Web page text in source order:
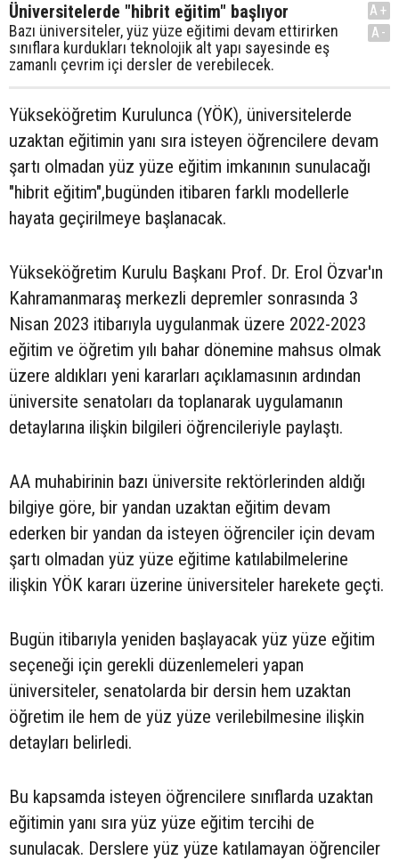
Üniversitelerde "hibrit eğitim" başlıyor
Bazı üniversiteler, yüz yüze eğitimi devam ettirirken
sınıflara kurdukları teknolojik alt yapı sayesinde eş
zamanlı çevrim içi dersler de verebilecek.
A+
A-
Yükseköğretim Kurulunca (YÖK), üniversitelerde
uzaktan eğitimin yanı sıra isteyen öğrencilere devam
şartı olmadan yüz yüze eğitim imkanının sunulacağı
"hibrit eğitim",bugünden itibaren farklı modellerle
hayata geçirilmeye başlanacak.
Yükseköğretim Kurulu Başkanı Prof. Dr. Erol Özvar'ın
Kahramanmaraş merkezli depremler sonrasında 3
Nisan 2023 itibarıyla uygulanmak üzere 2022-2023
eğitim ve öğretim yılı bahar dönemine mahsus olmak
üzere aldıkları yeni kararları açıklamasının ardından
üniversite senatoları da toplanarak uygulamanın
detaylarına ilişkin bilgileri öğrencileriyle paylaştı.
AA muhabirinin bazı üniversite rektörlerinden aldığı
bilgiye göre, bir yandan uzaktan eğitim devam
ederken bir yandan da isteyen öğrenciler için devam
şartı olmadan yüz yüze eğitime katılabilmelerine
ilişkin YÖK kararı üzerine üniversiteler harekete geçti.
Bugün itibarıyla yeniden başlayacak yüz yüze eğitim
seçeneği için gerekli düzenlemeleri yapan
üniversiteler, senatolarda bir dersin hem uzaktan
öğretim ile hem de yüz yüze verilebilmesine ilişkin
detayları belirledi.
Bu kapsamda isteyen öğrencilere sınıflarda uzaktan
eğitimin yanı sıra yüz yüze eğitim tercihi de
sunulacak. Derslere yüz yüze katılamayan öğrenciler